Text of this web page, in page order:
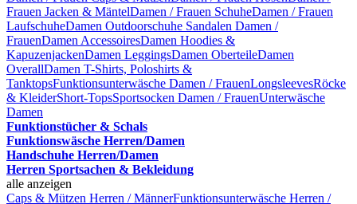
Frauen Jacken & MäntelDamen / Frauen SchuheDamen / Frauen
LaufschuheDamen Outdoorschuhe Sandalen Damen /
FrauenDamen AccessoiresDamen Hoodies &
KapuzenjackenDamen LeggingsDamen OberteileDamen
OverallDamen T-Shirts, Poloshirts &
TanktopsFunktionsunterwäsche Damen / FrauenLongsleevesRöcke
& KleiderShort-TopsSportsocken Damen / FrauenUnterwäsche
Damen
Funktionstücher & Schals
Funktionswäsche Herren/Damen
Handschuhe Herren/Damen
Herren Sportsachen & Bekleidung
alle anzeigen
Caps & Mützen Herren / MännerFunktionsunterwäsche Herren /